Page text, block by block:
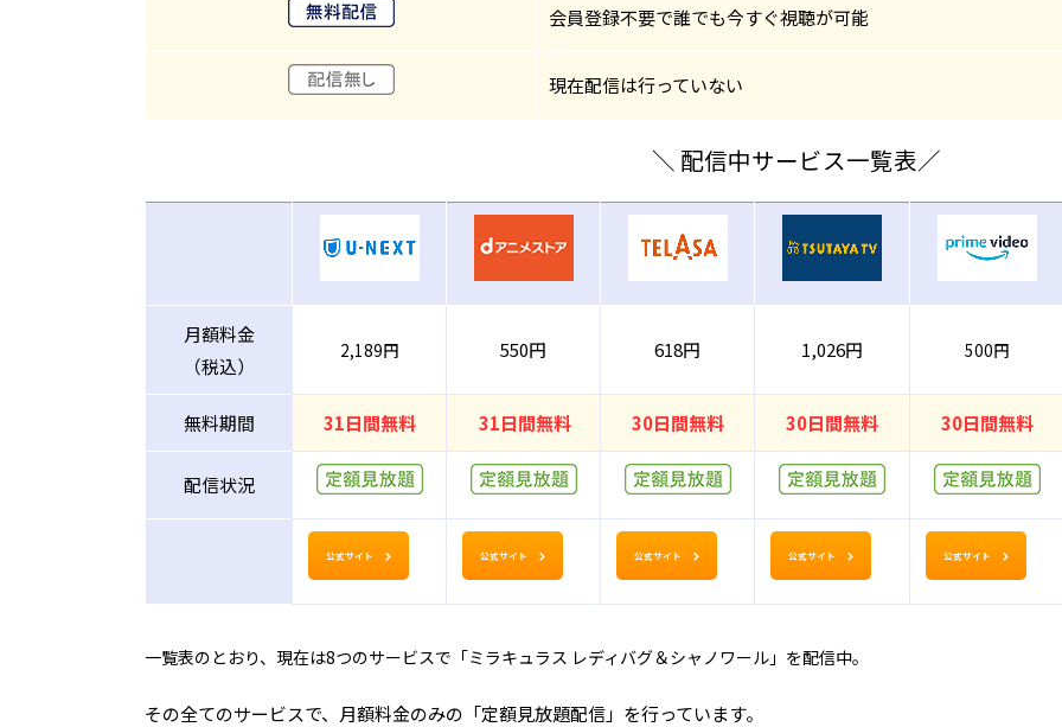
会員登録不要で誰でも今すぐ視聴が可能
現在配信は行っていない
＼ 配信中サービス一覧表／
月額料金
（税込）
2,189円 550円 618円 1,026円 500円
無料期間 31日間無料 31日間無料 30日間無料 30日間無料 30日間無料
配信状況
公式サイト 公式サイト 公式サイト 公式サイト 公式サイト
一覧表のとおり、現在は8つのサービスで「ミラキュラス レディバグ＆シャノワール」を配信中。
その全てのサービスで、月額料金のみの「定額見放題配信」を行っています。